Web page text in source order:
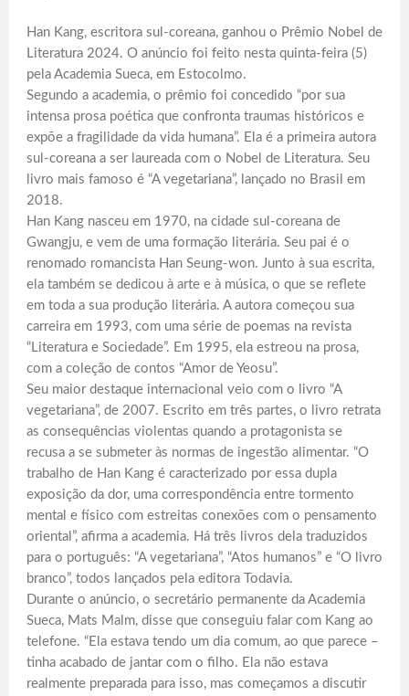
Han Kang, escritora sul-coreana, ganhou o Prêmio Nobel de
Literatura 2024. O anúncio foi feito nesta quinta-feira (5)
pela Academia Sueca, em Estocolmo.
Segundo a academia, o prêmio foi concedido “por sua
intensa prosa poética que confronta traumas históricos e
expõe a fragilidade da vida humana”. Ela é a primeira autora
sul-coreana a ser laureada com o Nobel de Literatura. Seu
livro mais famoso é “A vegetariana”, lançado no Brasil em
2018.
Han Kang nasceu em 1970, na cidade sul-coreana de
Gwangju, e vem de uma formação literária. Seu pai é o
renomado romancista Han Seung-won. Junto à sua escrita,
ela também se dedicou à arte e à música, o que se reflete
em toda a sua produção literária. A autora começou sua
carreira em 1993, com uma série de poemas na revista
“Literatura e Sociedade”. Em 1995, ela estreou na prosa,
com a coleção de contos “Amor de Yeosu”.
Seu maior destaque internacional veio com o livro “A
vegetariana”, de 2007. Escrito em três partes, o livro retrata
as consequências violentas quando a protagonista se
recusa a se submeter às normas de ingestão alimentar. “O
trabalho de Han Kang é caracterizado por essa dupla
exposição da dor, uma correspondência entre tormento
mental e físico com estreitas conexões com o pensamento
oriental”, afirma a academia. Há três livros dela traduzidos
para o português: “A vegetariana”, “Atos humanos” e “O livro
branco”, todos lançados pela editora Todavia.
Durante o anúncio, o secretário permanente da Academia
Sueca, Mats Malm, disse que conseguiu falar com Kang ao
telefone. “Ela estava tendo um dia comum, ao que parece –
tinha acabado de jantar com o filho. Ela não estava
realmente preparada para isso, mas começamos a discutir